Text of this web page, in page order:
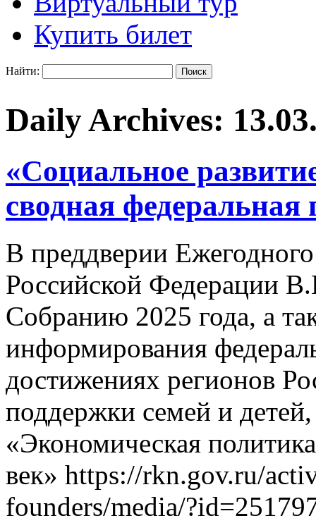
Купить билет
Найти:
Daily Archives:
«Социальное
сводная федеральная
В преддверии
Российской Федерации
Собранию 2025 года, а
информирования
достижениях регионов
поддержки семей и
«Экономическая
век» https://rkn.gov.ru/
founders/media/